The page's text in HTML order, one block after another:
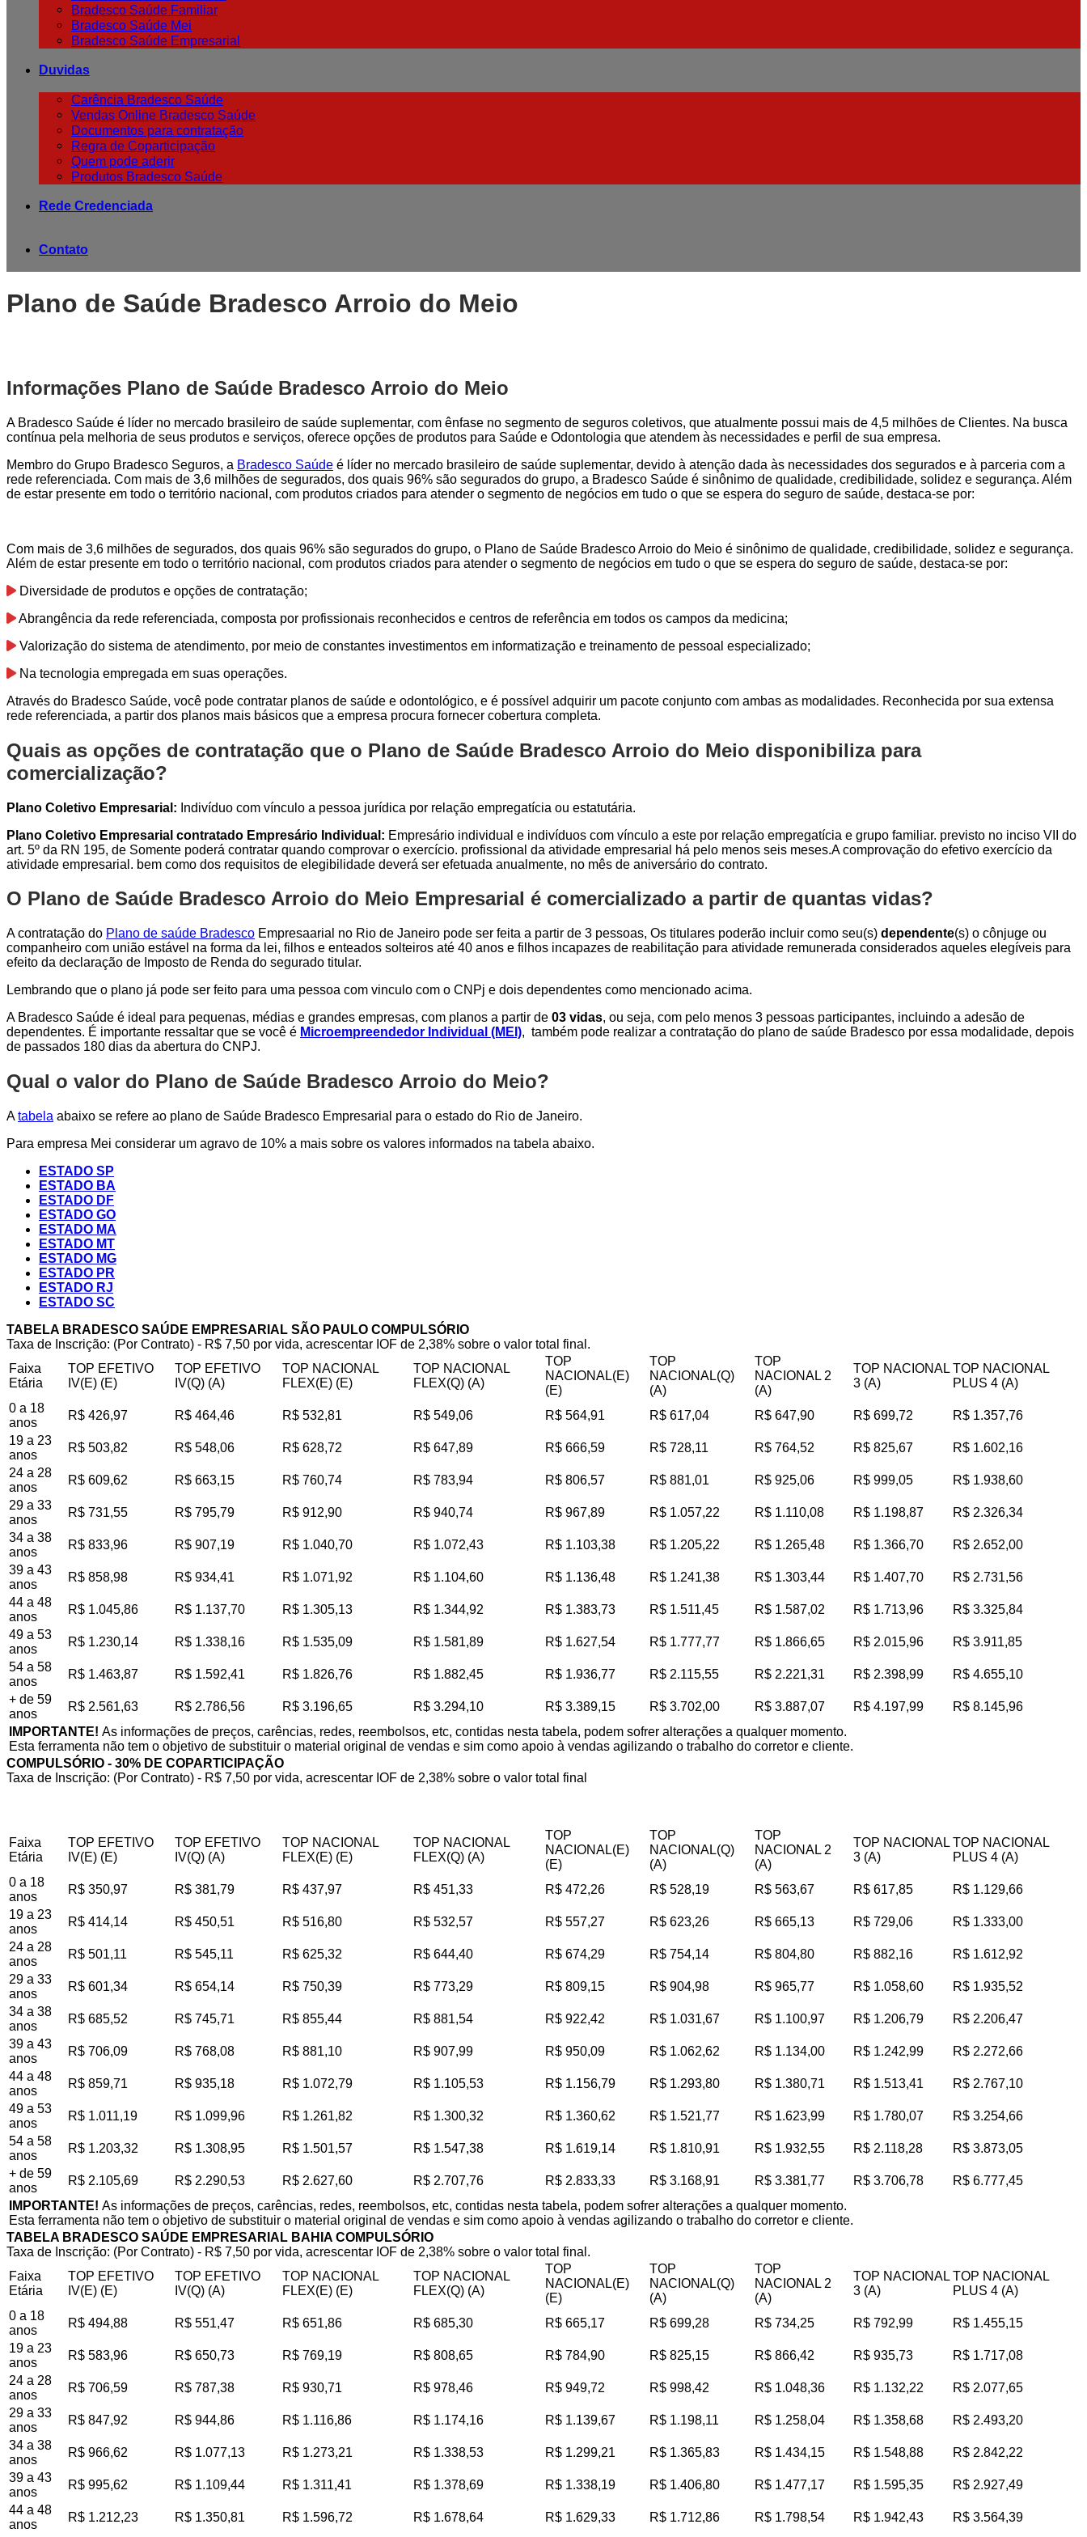
Bradesco Saúde Familiar
Bradesco Saúde Mei
Bradesco Saúde Empresarial
Duvidas
Carência Bradesco Saúde
Vendas Online Bradesco Saúde
Documentos para contratação
Regra de Coparticipação
Quem pode aderir
Produtos Bradesco Saúde
Rede Credenciada
Contato
Plano de Saúde Bradesco Arroio do Meio
Informações Plano de Saúde Bradesco Arroio do Meio
A Bradesco Saúde é líder no mercado brasileiro de saúde suplementar, com ênfase no segmento de seguros coletivos, que atualmente possui mais de 4,5 milhões de Clientes. Na busca
contínua pela melhoria de seus produtos e serviços, oferece opções de produtos para Saúde e Odontologia que atendem às necessidades e perfil de sua empresa.
Membro do Grupo Bradesco Seguros, a Bradesco Saúde é líder no mercado brasileiro de saúde suplementar, devido à atenção dada às necessidades dos segurados e à parceria com a
rede referenciada. Com mais de 3,6 milhões de segurados, dos quais 96% são segurados do grupo, a Bradesco Saúde é sinônimo de qualidade, credibilidade, solidez e segurança. Além
de estar presente em todo o território nacional, com produtos criados para atender o segmento de negócios em tudo o que se espera do seguro de saúde, destaca-se por:
Com mais de 3,6 milhões de segurados, dos quais 96% são segurados do grupo, o Plano de Saúde Bradesco Arroio do Meio é sinônimo de qualidade, credibilidade, solidez e segurança.
Além de estar presente em todo o território nacional, com produtos criados para atender o segmento de negócios em tudo o que se espera do seguro de saúde, destaca-se por:
Diversidade de produtos e opções de contratação;
Abrangência da rede referenciada, composta por profissionais reconhecidos e centros de referência em todos os campos da medicina;
Valorização do sistema de atendimento, por meio de constantes investimentos em informatização e treinamento de pessoal especializado;
Na tecnologia empregada em suas operações.
Através do Bradesco Saúde, você pode contratar planos de saúde e odontológico, e é possível adquirir um pacote conjunto com ambas as modalidades. Reconhecida por sua extensa
rede referenciada, a partir dos planos mais básicos que a empresa procura fornecer cobertura completa.
Quais as opções de contratação que o Plano de Saúde Bradesco Arroio do Meio disponibiliza para
comercialização?
Plano Coletivo Empresarial: Indivíduo com vínculo a pessoa jurídica por relação empregatícia ou estatutária.
Plano Coletivo Empresarial contratado Empresário Individual: Empresário individual e indivíduos com vínculo a este por relação empregatícia e grupo familiar. previsto no inciso VII do
art. 5º da RN 195, de Somente poderá contratar quando comprovar o exercício. profissional da atividade empresarial há pelo menos seis meses.A comprovação do efetivo exercício da
atividade empresarial. bem como dos requisitos de elegibilidade deverá ser efetuada anualmente, no mês de aniversário do contrato.
O Plano de Saúde Bradesco Arroio do Meio Empresarial é comercializado a partir de quantas vidas?
A contratação do Plano de saúde Bradesco Empresaarial no Rio de Janeiro pode ser feita a partir de 3 pessoas, Os titulares poderão incluir como seu(s) dependente(s) o cônjuge ou
companheiro com união estável na forma da lei, filhos e enteados solteiros até 40 anos e filhos incapazes de reabilitação para atividade remunerada considerados aqueles elegíveis para
efeito da declaração de Imposto de Renda do segurado titular.
Lembrando que o plano já pode ser feito para uma pessoa com vinculo com o CNPj e dois dependentes como mencionado acima.
A Bradesco Saúde é ideal para pequenas, médias e grandes empresas, com planos a partir de 03 vidas, ou seja, com pelo menos 3 pessoas participantes, incluindo a adesão de
dependentes. É importante ressaltar que se você é Microempreendedor Individual (MEI), também pode realizar a contratação do plano de saúde Bradesco por essa modalidade, depois
de passados 180 dias da abertura do CNPJ.
Qual o valor do Plano de Saúde Bradesco Arroio do Meio?
Atabela abaixo se refere ao plano de Saúde Bradesco Empresarial para o estado do Rio de Janeiro.
Para empresa Mei considerar um agravo de 10% a mais sobre os valores informados na tabela abaixo.
ESTADO SP
ESTADO BA
ESTADO DF
ESTADO GO
ESTADO MA
ESTADO MT
ESTADO MG
ESTADO PR
ESTADO RJ
ESTADO SC
TABELA BRADESCO SAÚDE EMPRESARIAL SÃO PAULO COMPULSÓRIO
Taxa de Inscrição: (Por Contrato) - R$ 7,50 por vida, acrescentar IOF de 2,38% sobre o valor total final.
Faixa
Etária
TOP EFETIVO
IV(E) (E)
TOP EFETIVO
IV(Q) (A)
TOP NACIONAL
FLEX(E) (E)
TOP NACIONAL
FLEX(Q) (A)
TOP
NACIONAL(E)
(E)
TOP
NACIONAL(Q)
(A)
TOP
NACIONAL 2
(A)
TOP NACIONAL
3 (A)
TOP NACIONAL
PLUS 4 (A)
0 a 18
anos
R$ 426,97 R$ 464,46 R$ 532,81 R$ 549,06 R$ 564,91 R$ 617,04 R$ 647,90 R$ 699,72
R$ 1.357,76
19 a 23
anos
R$ 503,82 R$ 548,06 R$ 628,72 R$ 647,89 R$ 666,59 R$ 728,11 R$ 764,52 R$ 825,67
R$ 1.602,16
24 a 28
anos
R$ 609,62 R$ 663,15 R$ 760,74 R$ 783,94 R$ 806,57 R$ 881,01 R$ 925,06 R$ 999,05
R$ 1.938,60
29 a 33
anos
R$ 731,55 R$ 795,79 R$ 912,90 R$ 940,74 R$ 967,89 R$ 1.057,22 R$ 1.110,08 R$ 1.198,87
R$ 2.326,34
34 a 38
anos
R$ 833,96 R$ 907,19 R$ 1.040,70 R$ 1.072,43 R$ 1.103,38 R$ 1.205,22 R$ 1.265,48 R$ 1.366,70
R$ 2.652,00
39 a 43
anos
R$ 858,98 R$ 934,41 R$ 1.071,92 R$ 1.104,60 R$ 1.136,48 R$ 1.241,38 R$ 1.303,44 R$ 1.407,70
R$ 2.731,56
44 a 48
anos
R$ 1.045,86 R$ 1.137,70 R$ 1.305,13 R$ 1.344,92 R$ 1.383,73 R$ 1.511,45 R$ 1.587,02 R$ 1.713,96
R$ 3.325,84
49 a 53
anos
R$ 1.230,14 R$ 1.338,16 R$ 1.535,09 R$ 1.581,89 R$ 1.627,54 R$ 1.777,77 R$ 1.866,65 R$ 2.015,96
R$ 3.911,85
54 a 58
anos
R$ 1.463,87 R$ 1.592,41 R$ 1.826,76 R$ 1.882,45 R$ 1.936,77 R$ 2.115,55 R$ 2.221,31 R$ 2.398,99
R$ 4.655,10
+ de 59
anos
R$ 2.561,63 R$ 2.786,56 R$ 3.196,65 R$ 3.294,10 R$ 3.389,15 R$ 3.702,00 R$ 3.887,07 R$ 4.197,99
R$ 8.145,96
IMPORTANTE! As informações de preços, carências, redes, reembolsos, etc, contidas nesta tabela, podem sofrer alterações a qualquer momento.
Esta ferramenta não tem o objetivo de substituir o material original de vendas e sim como apoio à vendas agilizando o trabalho do corretor e cliente.
COMPULSÓRIO - 30% DE COPARTICIPAÇÃO
Taxa de Inscrição: (Por Contrato) - R$ 7,50 por vida, acrescentar IOF de 2,38% sobre o valor total final
Faixa
Etária
TOP EFETIVO
IV(E) (E)
TOP EFETIVO
IV(Q) (A)
TOP NACIONAL
FLEX(E) (E)
TOP NACIONAL
FLEX(Q) (A)
TOP
NACIONAL(E)
(E)
TOP
NACIONAL(Q)
(A)
TOP
NACIONAL 2
(A)
TOP NACIONAL
3 (A)
TOP NACIONAL
PLUS 4 (A)
0 a 18
anos
R$ 350,97 R$ 381,79 R$ 437,97 R$ 451,33 R$ 472,26 R$ 528,19 R$ 563,67 R$ 617,85
R$ 1.129,66
19 a 23
anos
R$ 414,14 R$ 450,51 R$ 516,80 R$ 532,57 R$ 557,27 R$ 623,26 R$ 665,13 R$ 729,06
R$ 1.333,00
24 a 28
anos
R$ 501,11 R$ 545,11 R$ 625,32 R$ 644,40 R$ 674,29 R$ 754,14 R$ 804,80 R$ 882,16
R$ 1.612,92
29 a 33
anos
R$ 601,34 R$ 654,14 R$ 750,39 R$ 773,29 R$ 809,15 R$ 904,98 R$ 965,77 R$ 1.058,60
R$ 1.935,52
34 a 38
anos
R$ 685,52 R$ 745,71 R$ 855,44 R$ 881,54 R$ 922,42 R$ 1.031,67 R$ 1.100,97 R$ 1.206,79
R$ 2.206,47
39 a 43
anos
R$ 706,09 R$ 768,08 R$ 881,10 R$ 907,99 R$ 950,09 R$ 1.062,62 R$ 1.134,00 R$ 1.242,99
R$ 2.272,66
44 a 48
anos
R$ 859,71 R$ 935,18 R$ 1.072,79 R$ 1.105,53 R$ 1.156,79 R$ 1.293,80 R$ 1.380,71 R$ 1.513,41
R$ 2.767,10
49 a 53
anos
R$ 1.011,19 R$ 1.099,96 R$ 1.261,82 R$ 1.300,32 R$ 1.360,62 R$ 1.521,77 R$ 1.623,99 R$ 1.780,07
R$ 3.254,66
54 a 58
anos
R$ 1.203,32 R$ 1.308,95 R$ 1.501,57 R$ 1.547,38 R$ 1.619,14 R$ 1.810,91 R$ 1.932,55 R$ 2.118,28
R$ 3.873,05
+ de 59
anos
R$ 2.105,69 R$ 2.290,53 R$ 2.627,60 R$ 2.707,76 R$ 2.833,33 R$ 3.168,91 R$ 3.381,77 R$ 3.706,78
R$ 6.777,45
IMPORTANTE! As informações de preços, carências, redes, reembolsos, etc, contidas nesta tabela, podem sofrer alterações a qualquer momento.
Esta ferramenta não tem o objetivo de substituir o material original de vendas e sim como apoio à vendas agilizando o trabalho do corretor e cliente.
TABELA BRADESCO SAÚDE EMPRESARIAL BAHIA COMPULSÓRIO
Taxa de Inscrição: (Por Contrato) - R$ 7,50 por vida, acrescentar IOF de 2,38% sobre o valor total final.
Faixa
Etária
TOP EFETIVO
IV(E) (E)
TOP EFETIVO
IV(Q) (A)
TOP NACIONAL
FLEX(E) (E)
TOP NACIONAL
FLEX(Q) (A)
TOP
NACIONAL(E)
(E)
TOP
NACIONAL(Q)
(A)
TOP
NACIONAL 2
(A)
TOP NACIONAL
3 (A)
TOP NACIONAL
PLUS 4 (A)
0 a 18
anos
R$ 494,88 R$ 551,47 R$ 651,86 R$ 685,30 R$ 665,17 R$ 699,28 R$ 734,25 R$ 792,99
R$ 1.455,15
19 a 23
anos
R$ 583,96 R$ 650,73 R$ 769,19 R$ 808,65 R$ 784,90 R$ 825,15 R$ 866,42 R$ 935,73
R$ 1.717,08
24 a 28
anos
R$ 706,59 R$ 787,38 R$ 930,71 R$ 978,46 R$ 949,72 R$ 998,42 R$ 1.048,36 R$ 1.132,22
R$ 2.077,65
29 a 33
anos
R$ 847,92 R$ 944,86 R$ 1.116,86 R$ 1.174,16 R$ 1.139,67 R$ 1.198,11 R$ 1.258,04 R$ 1.358,68
R$ 2.493,20
34 a 38
anos
R$ 966,62 R$ 1.077,13 R$ 1.273,21 R$ 1.338,53 R$ 1.299,21 R$ 1.365,83 R$ 1.434,15 R$ 1.548,88
R$ 2.842,22
39 a 43
anos
R$ 995,62 R$ 1.109,44 R$ 1.311,41 R$ 1.378,69 R$ 1.338,19 R$ 1.406,80 R$ 1.477,17 R$ 1.595,35
R$ 2.927,49
44 a 48
anos
R$ 1.212,23 R$ 1.350,81 R$ 1.596,72 R$ 1.678,64 R$ 1.629,33 R$ 1.712,86 R$ 1.798,54 R$ 1.942,43
R$ 3.564,39